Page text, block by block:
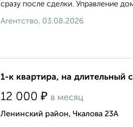
сразу после сделки. Управление
Агентство, 03.08.2026
1-к квартира, на длительный
12 000 ₽ в месяц
Ленинский район, Чкалова 23А